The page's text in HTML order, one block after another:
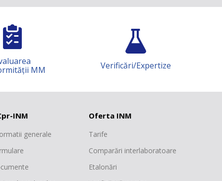
MM
Verificări/Expertize
INM
generale
Oferta INM
Tarife
Comparări interlaboratoare
Etalonări